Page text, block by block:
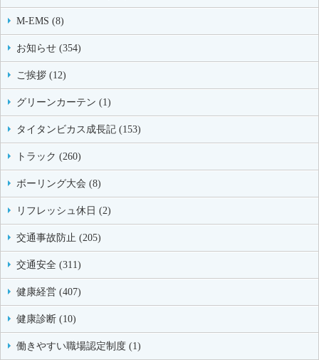
M-EMS (8)
お知らせ (354)
ご挨拶 (12)
グリーンカーテン (1)
タイタンビカス成長記 (153)
トラック (260)
ボーリング大会 (8)
リフレッシュ休日 (2)
交通事故防止 (205)
交通安全 (311)
健康経営 (407)
健康診断 (10)
働きやすい職場認定制度 (1)